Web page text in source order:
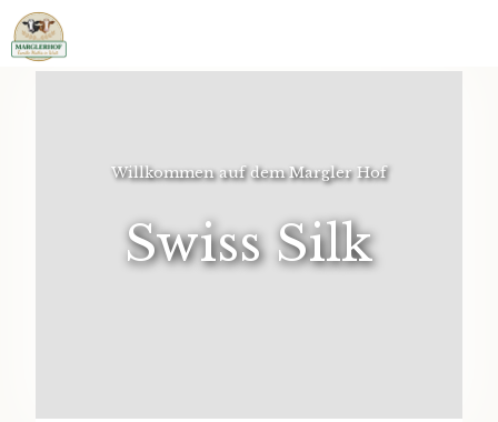
Willkommen auf dem Margler Hof
Swiss Silk